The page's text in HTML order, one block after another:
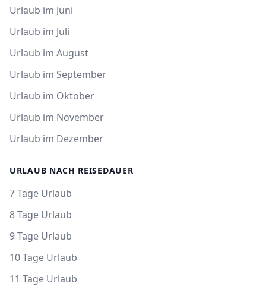
Urlaub im Juni
Urlaub im Juli
Urlaub im August
Urlaub im September
Urlaub im Oktober
Urlaub im November
Urlaub im Dezember
URLAUB NACH REISEDAUER
7 Tage Urlaub
8 Tage Urlaub
9 Tage Urlaub
10 Tage Urlaub
11 Tage Urlaub